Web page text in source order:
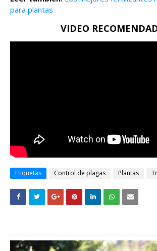
para plantas
VIDEO
Etiquetas Control de plagas Plantas